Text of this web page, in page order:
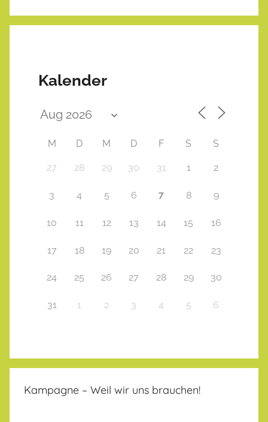
Kalender
M D M D F S S
27 28 29 30 31 1 2
3 4 5 6 7 8 9
10 11 12 13 14 15 16
17 18 19 20 21 22 23
24 25 26 27 28 29 30
31 1 2 3 4 5 6
Kampagne – Weil wir uns brauchen!